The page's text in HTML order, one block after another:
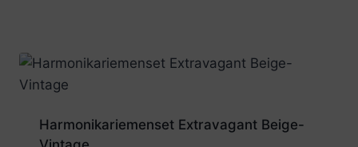
Harmonikariemenset Extravagant Beige-